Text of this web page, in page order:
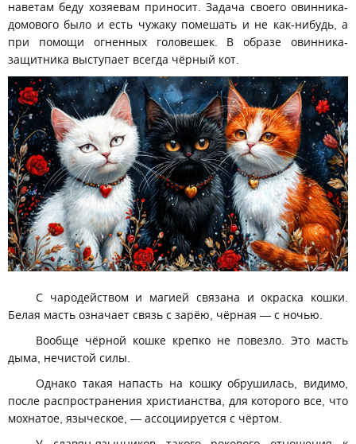
наветам беду хозяевам приносит. Задача своего овинника-
домового было и есть чужаку помешать и не как-нибудь, а
при помощи огненных головешек. В образе овинника-
защитника выступает всегда чёрный кот.
С чародейством и магией связана и окраска кошки.
Белая масть означает связь с зарёю, чёрная — с ночью.
Вообще чёрной кошке крепко не повезло. Это масть
дыма, нечистой силы.
Однако такая напасть на кошку обрушилась, видимо,
после распространения христианства, для которого все, что
мохнатое, языческое, — ассоциируется с чёртом.